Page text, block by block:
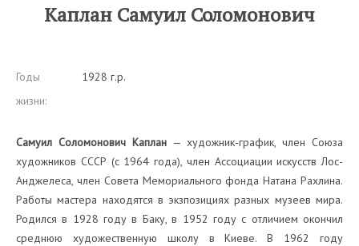
Каплан Самуил Соломонович
Годы
жизни:
1928 г.р.
Самуил Соломонович Каплан— художник-график, член Союза
художников СССР (с 1964 года), член Ассоциации искусств Лос-
Анджелеса, член Совета Мемориального фонда Натана Рахлина.
Работы мастера находятся в экзпозициях разных музеев мира.
Родился в 1928 году в Баку, в 1952 году с отличием окончил
среднюю художественную школу в Киеве. В 1962 году